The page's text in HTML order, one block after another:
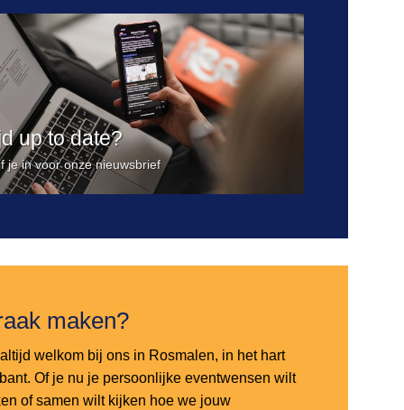
up to date?
je in voor onze nieuwsbrief
maken?
welkom bij ons in Rosmalen, in het hart
Of je nu je persoonlijke eventwensen wilt
of samen wilt kijken hoe we jouw